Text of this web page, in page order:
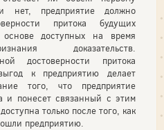
нет, предприятие должно
притока будущих
доступных на время
доказательств.
достоверности притока
к предприятию делает
того, что предприятие
и понесет связанный с этим
только после того, как
предприятию.